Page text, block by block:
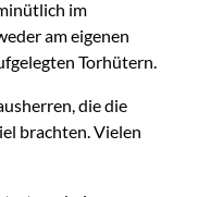
im
am eigenen
Torhütern.
die die
brachten. Vielen